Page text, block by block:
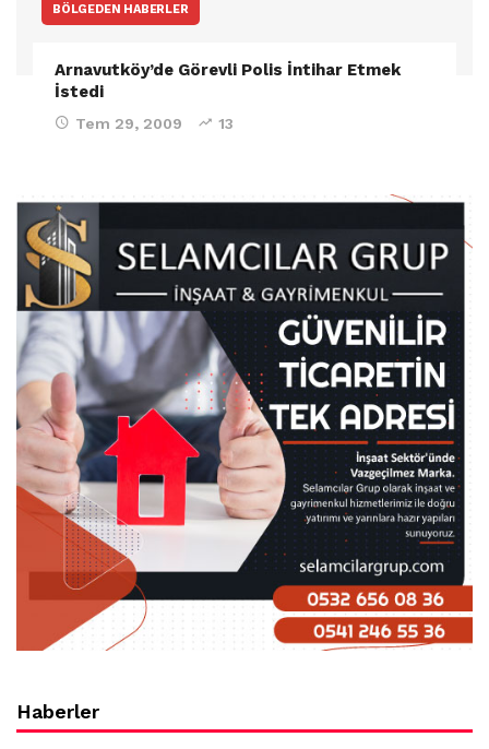
BÖLGEDEN HABERLER
Arnavutköy’de Görevli Polis İntihar Etmek
İstedi
Tem 29, 2009 13
Haberler